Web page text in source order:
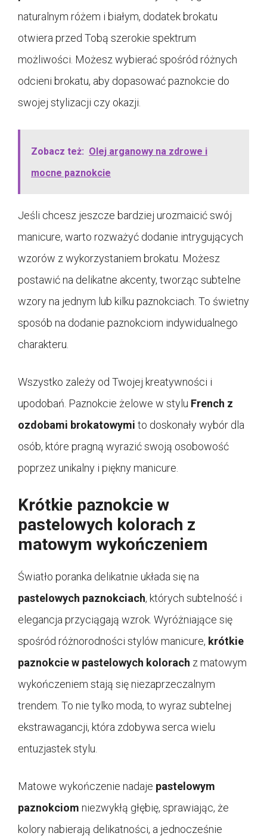
naturalnym różem i białym, dodatek brokatu
otwiera przed Tobą szerokie spektrum
możliwości. Możesz wybierać spośród różnych
odcieni brokatu, aby dopasować paznokcie do
swojej stylizacji czy okazji.
Zobacz też: Olej arganowy na zdrowe i
mocne paznokcie
Jeśli chcesz jeszcze bardziej urozmaicić swój
manicure, warto rozważyć dodanie intrygujących
wzorów z wykorzystaniem brokatu. Możesz
postawić na delikatne akcenty, tworząc subtelne
wzory na jednym lub kilku paznokciach. To świetny
sposób na dodanie paznokciom indywidualnego
charakteru.
Wszystko zależy od Twojej kreatywności i
upodobań. Paznokcie żelowe w stylu French z
ozdobami brokatowymi to doskonały wybór dla
osób, które pragną wyrazić swoją osobowość
poprzez unikalny i piękny manicure.
Krótkie paznokcie w
pastelowych kolorach z
matowym wykończeniem
Światło poranka delikatnie układa się na
pastelowych paznokciach, których subtelność i
elegancja przyciągają wzrok. Wyróżniające się
spośród różnorodności stylów manicure, krótkie
paznokcie w pastelowych kolorach z matowym
wykończeniem stają się niezaprzeczalnym
trendem. To nie tylko moda, to wyraz subtelnej
ekstrawagancji, która zdobywa serca wielu
entuzjastek stylu.
Matowe wykończenie nadaje pastelowym
paznokciom niezwykłą głębię, sprawiając, że
kolory nabierają delikatności, a jednocześnie